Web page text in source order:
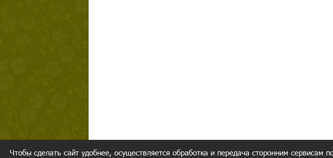
Чтобы сделать сайт удобнее, осуществляется обработка и передача сторонним